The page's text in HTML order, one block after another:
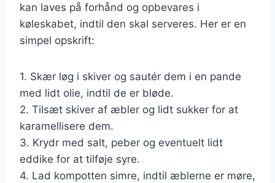
kan laves på forhånd og opbevares i
køleskabet, indtil den skal serveres. Her er en
simpel opskrift:
1. Skær løg i skiver og sautér dem i en pande
med lidt olie, indtil de er bløde.
2. Tilsæt skiver af æbler og lidt sukker for at
karamellisere dem.
3. Krydr med salt, peber og eventuelt lidt
eddike for at tilføje syre.
4. Lad kompotten simre, indtil æblerne er møre,